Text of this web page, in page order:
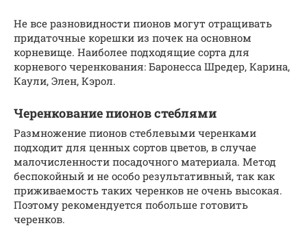
Не все разновидности пионов могут отращивать
придаточные корешки из почек на основном
корневище. Наиболее подходящие сорта для
корневого черенкования: Баронесса Шредер, Карина,
Каули, Элен, Кэрол.
Черенкование пионов стеблями
Размножение пионов стеблевыми черенками
подходит для ценных сортов цветов, в случае
малочисленности посадочного материала. Метод
беспокойный и не особо результативный, так как
приживаемость таких черенков не очень высокая.
Поэтому рекомендуется побольше готовить
черенков.